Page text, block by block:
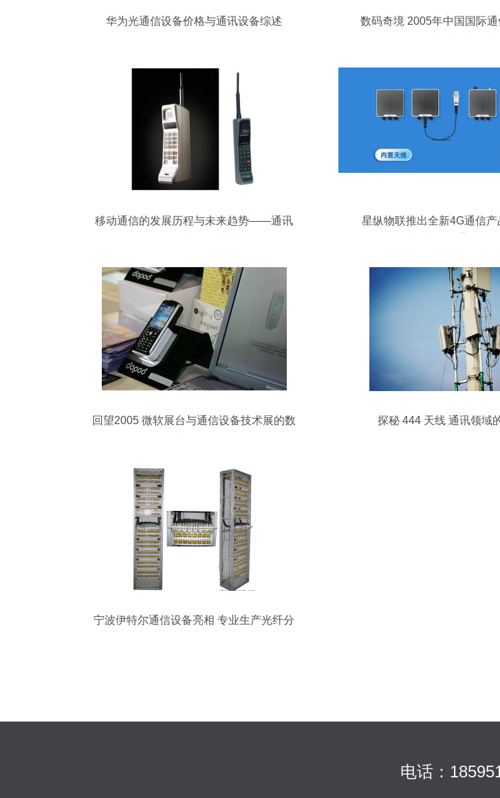
华为光通信设备价格与通讯设备综述
数码奇境 2005年中国国际
移动通信的发展历程与未来趋势——通讯
星纵物联推出全新4G通信
回望2005 微软展台与通信设备技术展的数
探秘 444 天线 通讯领域
宁波伊特尔通信设备亮相 专业生产光纤分
电话：